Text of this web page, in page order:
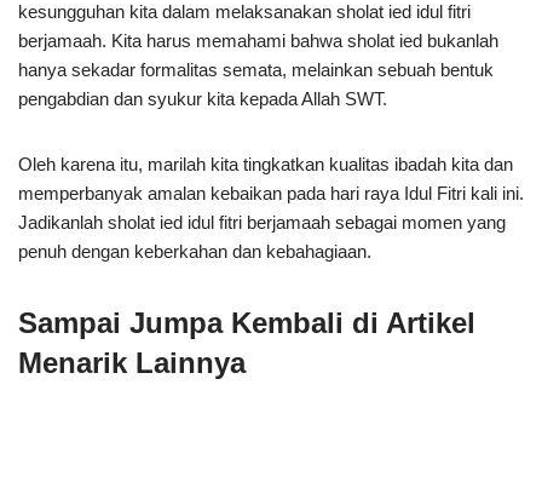
kesungguhan kita dalam melaksanakan sholat ied idul fitri
berjamaah. Kita harus memahami bahwa sholat ied bukanlah
hanya sekadar formalitas semata, melainkan sebuah bentuk
pengabdian dan syukur kita kepada Allah SWT.
Oleh karena itu, marilah kita tingkatkan kualitas ibadah kita dan
memperbanyak amalan kebaikan pada hari raya Idul Fitri kali ini.
Jadikanlah sholat ied idul fitri berjamaah sebagai momen yang
penuh dengan keberkahan dan kebahagiaan.
Sampai Jumpa Kembali di Artikel
Menarik Lainnya